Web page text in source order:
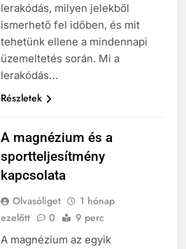
lerakódás, milyen jelekből
ismerhető fel időben, és mit
tehetünk ellene a mindennapi
üzemeltetés során. Mi a
lerakódás…
Részletek
A magnézium és a
sportteljesítmény
kapcsolata
Olvasóliget
1 hónap
ezelőtt
0 9 perc
A magnézium az egyik